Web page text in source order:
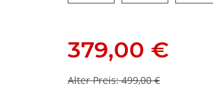
379,00 €
Alter Preis: 499,00 €